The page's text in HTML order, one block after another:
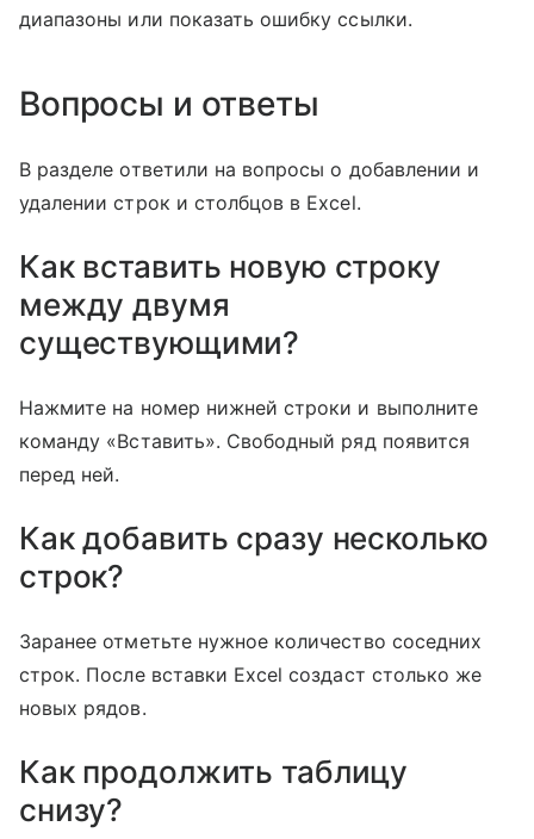
диапазоны или показать ошибку ссылки.
Вопросы и ответы
В разделе ответили на вопросы о добавлении и
удалении строк и столбцов в Excel.
Как вставить новую строку
между двумя
существующими?
Нажмите на номер нижней строки и выполните
команду «Вставить». Свободный ряд появится
перед ней.
Как добавить сразу несколько
строк?
Заранее отметьте нужное количество соседних
строк. После вставки Excel создаст столько же
новых рядов.
Как продолжить таблицу
снизу?